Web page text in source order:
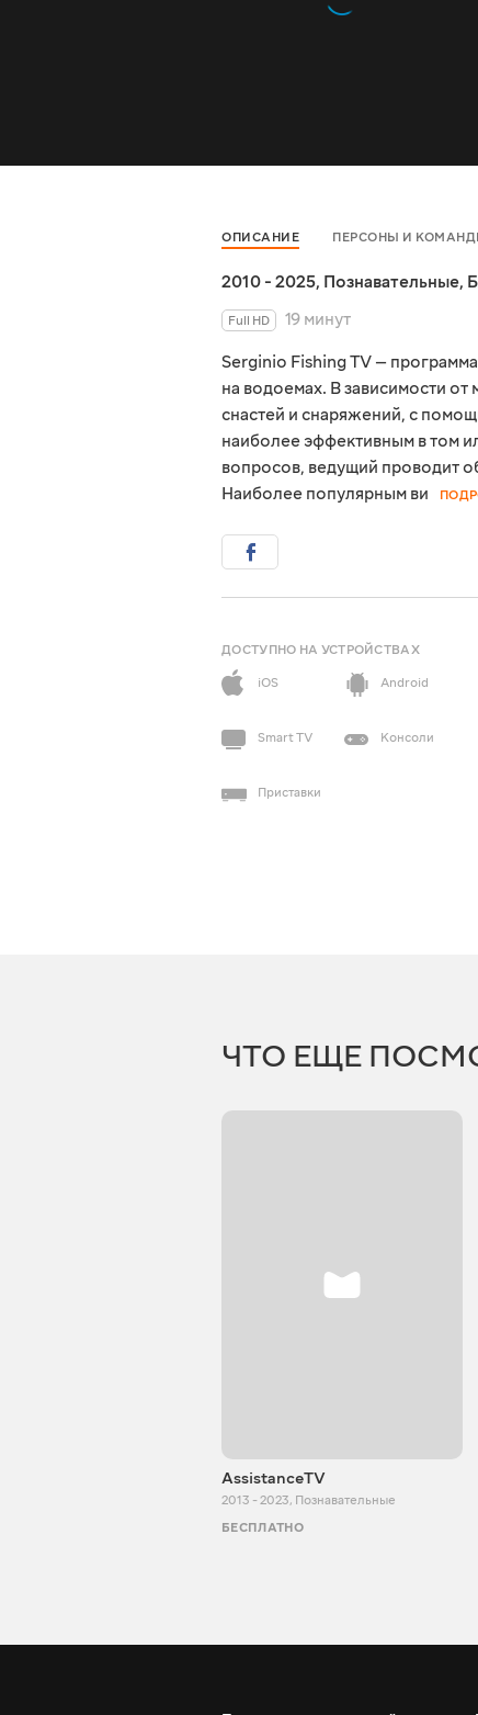
ОПИСАНИЕ ПЕРСОНЫ И
2010 - 2025, Познавательные,
Full HD
19 минут
Serginio Fishing TV —
на водоемах. В зависимости
снастей и снаряжений, с
наиболее эффективным в том
вопросов, ведущий проводит
Наиболее популярным ви
ДОСТУПНО НА УСТРОЙСТВАХ
iOS
Android
Smart TV Консоли
Приставки
ЧТО ЕЩЕ
AssistanceTV
2013 - 2023, Познавательные
БЕСПЛАТНО